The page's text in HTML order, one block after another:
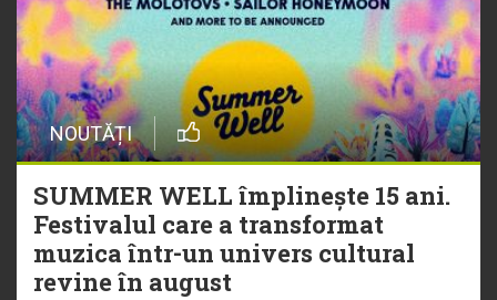
NOUTĂȚI
SUMMER WELL împlinește 15 ani.
Festivalul care a transformat
muzica într-un univers cultural
revine în august